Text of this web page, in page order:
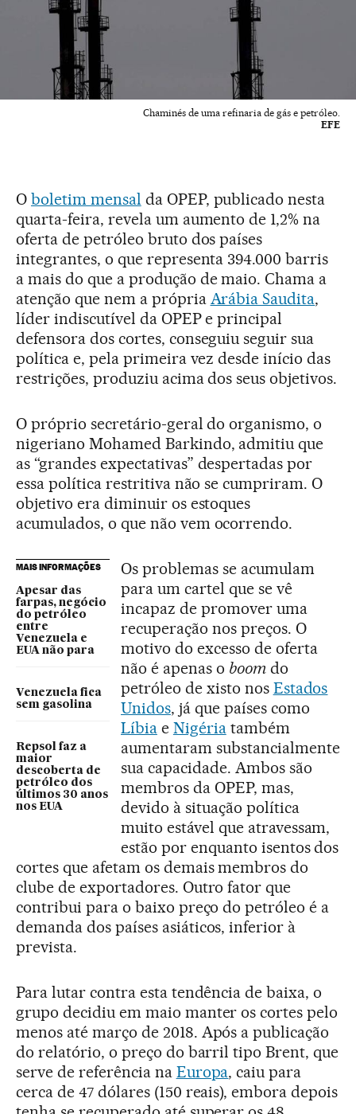
Chaminés de uma refinaria de gás e petróleo.
EFE
O boletim mensal da OPEP, publicado nesta
quarta-feira, revela um aumento de 1,2% na
oferta de petróleo bruto dos países
integrantes, o que representa 394.000 barris
a mais do que a produção de maio. Chama a
atenção que nem a própria Arábia Saudita,
líder indiscutível da OPEP e principal
defensora dos cortes, conseguiu seguir sua
política e, pela primeira vez desde início das
restrições, produziu acima dos seus objetivos.
O próprio secretário-geral do organismo, o
nigeriano Mohamed Barkindo, admitiu que
as “grandes expectativas” despertadas por
essa política restritiva não se cumpriram. O
objetivo era diminuir os estoques
acumulados, o que não vem ocorrendo.
MAIS INFORMAÇÕES
Apesar das
farpas, negócio
do petróleo
entre
Venezuela e
EUA não para
Venezuela fica
sem gasolina
Repsol faz a
maior
descoberta de
petróleo dos
últimos 30 anos
nos EUA
Os problemas se acumulam
para um cartel que se vê
incapaz de promover uma
recuperação nos preços. O
motivo do excesso de oferta
não é apenas o boomdo
petróleo de xisto nos Estados
Unidos, já que países como
Líbiae Nigériatambém
aumentaram substancialmente
sua capacidade. Ambos são
membros da OPEP, mas,
devido à situação política
muito estável que atravessam,
estão por enquanto isentos dos
cortes que afetam os demais membros do
clube de exportadores. Outro fator que
contribui para o baixo preço do petróleo é a
demanda dos países asiáticos, inferior à
prevista.
Para lutar contra esta tendência de baixa, o
grupo decidiu em maio manter os cortes pelo
menos até março de 2018. Após a publicação
do relatório, o preço do barril tipo Brent, que
serve de referência na Europa, caiu para
cerca de 47 dólares (150 reais), embora depois